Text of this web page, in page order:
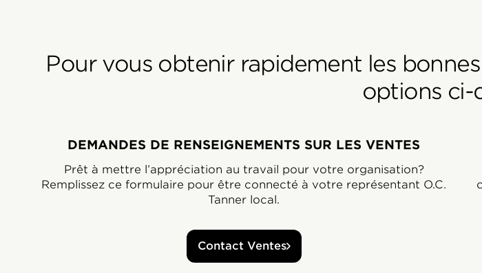
Pour vous obtenir rapidement les
options ci-
DEMANDES DE RENSEIGNEMENTS SUR LES VENTES
Prêt à mettre l’appréciation au travail pour votre organisation?
Remplissez ce formulaire pour être connecté à votre représentant O.C.
Tanner local.
Contact Ventes